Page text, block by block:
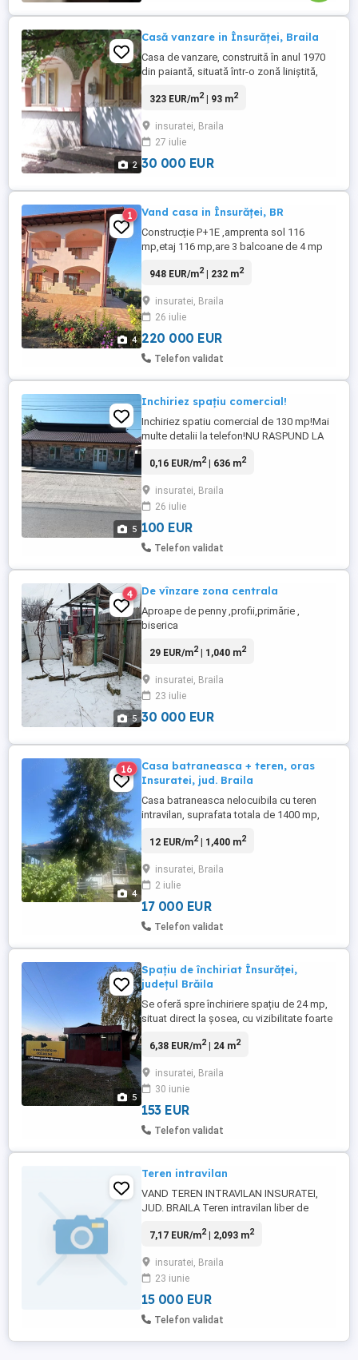
2
Casă vanzare in Însurăței, Braila
Casa de vanzare, construită în anul 1970
din paiantă, situată într-o zonă liniștită,
gospodărie la țară . Caracteristici: Casă cu
mp; 3 anexe gospodărești, cu suprafață
construită totală de 99 mp; Teren în
suprafață de 2.350 ...
323 EUR/m2| 93 m2
insuratei, Braila
27 iulie
30 000 EUR
4
1 Vand casa in Însurăței, BR
Construcție P+1E ,amprenta sol 116
mp,etaj 116 mp,are 3 balcoane de 4 mp
alt balcon de 23mp.Parterul este compus
camera tehnica unde se afla centrala pe
lemne,iar etajul are 3
dormitoare,living,baie si un
948 EUR/m2| 232 m2
insuratei, Braila
26 iulie
220 000 EUR
Telefon validat
5
Inchiriez spațiu comercial!
Inchiriez spatiu comercial de 130 mp!Mai
multe detalii la telefon!NU RASPUND LA
0,16 EUR/m2| 636 m2
insuratei, Braila
26 iulie
100 EUR
Telefon validat
5
4 De vînzare zona centrala
Aproape de penny ,profii,primărie ,
biserica
29 EUR/m2| 1,040 m2
insuratei, Braila
23 iulie
30 000 EUR
4
16
Casa batraneasca + teren, oras
Insuratei, jud. Braila
Casa batraneasca nelocuibila cu teren
intravilan, suprafata totala de 1400 mp,
Braila, la 5 minute de centrul orasului. Casa
este racordata la apa si energie electrica.
Casa batraneasca necesita lucrari majore
...
12 EUR/m2| 1,400 m2
insuratei, Braila
2 iulie
17 000 EUR
Telefon validat
5
Spațiu de închiriat Însurăței,
județul Brăila
Se oferă spre închiriere spațiu de 24 mp,
situat direct la șosea, cu vizibilitate foarte
Posibilitate de extindere Disponibil
6,38 EUR/m2| 24 m2
insuratei, Braila
30 iunie
153 EUR
Telefon validat
Teren intravilan
VAND TEREN INTRAVILAN INSURATEI,
JUD. BRAILA Teren intravilan liber de
orasul Insuratei, judetul Braila. Teren liber,
electric bransat, taxe platite la zi Acte
proiect existente Carte funciara si titlu de
proprietate Acces ...
7,17 EUR/m2| 2,093 m2
insuratei, Braila
23 iunie
15 000 EUR
Telefon validat